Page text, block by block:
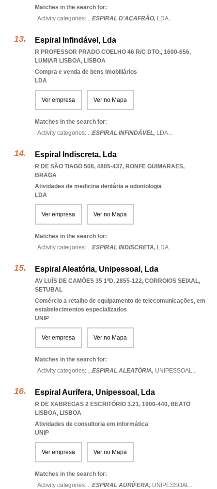
Matches in the search for:
Activity categories: ...ESPIRAL D'AÇAFRÃO, LDA...
Espiral Infindável, Lda
R PROFESSOR PRADO COELHO 46 R/C DTO., 1600-656,
LUMIAR LISBOA, LISBOA
Compra e venda de bens imobiliários
LDA
Ver empresa Ver no Mapa
Matches in the search for:
Activity categories: ...ESPIRAL INFINDÁVEL, LDA...
Espiral Indiscreta, Lda
R DE SÃO TIAGO 508, 4805-437, RONFE GUIMARAES,
BRAGA
Atividades de medicina dentária e odontologia
LDA
Ver empresa Ver no Mapa
Matches in the search for:
Activity categories: ...ESPIRAL INDISCRETA, LDA...
Espiral Aleatória, Unipessoal, Lda
AV LUÍS DE CAMÕES 35 1ºD, 2855-122, CORROIOS SEIXAL,
SETUBAL
Comércio a retalho de equipamento de telecomunicações, em
estabelecimentos especializados
UNIP
Ver empresa Ver no Mapa
Matches in the search for:
Activity categories: ...ESPIRAL ALEATÓRIA, UNIPESSOAL...
Espiral Aurífera, Unipessoal, Lda
R DE XABREGAS 2 ESCRITÓRIO 3.21, 1900-440, BEATO
LISBOA, LISBOA
Atividades de consultoria em informática
UNIP
Ver empresa Ver no Mapa
Matches in the search for:
Activity categories: ...ESPIRAL AURÍFERA, UNIPESSOAL...